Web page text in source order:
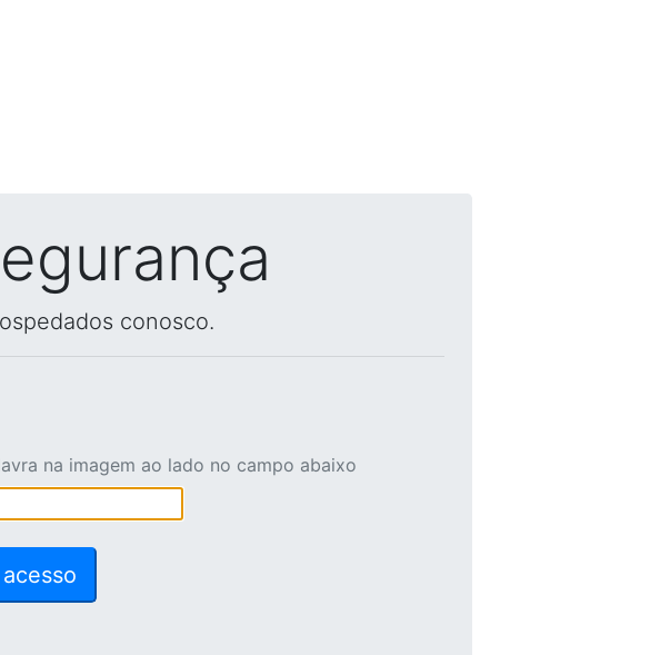
conosco.
na imagem ao lado no campo abaixo